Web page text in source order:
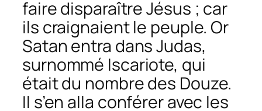
faire disparaître Jésus ; car
ils craignaient le peuple. Or
Satan entra dans Judas,
surnommé Iscariote, qui
était du nombre des Douze.
Il s’en alla conférer avec les